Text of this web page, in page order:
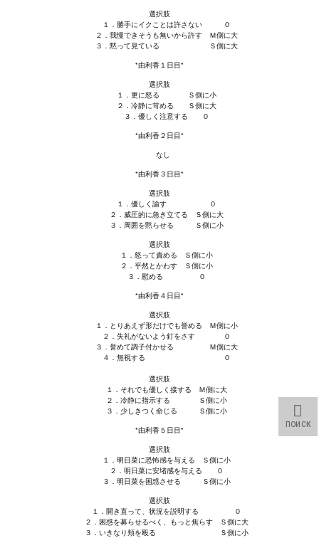
選択肢
１．勝手にイクことは許さない ０
２．我慢できそうも無いから許す Ｍ側に大
３．黙って見ている Ｓ側に大
*由利香１日目*
選択肢
１．更に怒る Ｓ側に小
２．冷静に苛める Ｓ側に大
３．優しく注意する ０
*由利香２日目*
なし
*由利香３日目*
選択肢
１．優しく諭す ０
２．威圧的に急き立てる Ｓ側に大
３．周囲を黙らせる Ｓ側に小
選択肢
１．怒って責める Ｓ側に小
２．平然とかわす Ｓ側に小
３．慰める ０
*由利香４日目*
選択肢
１．とりあえず形だけでも誉める Ｍ側に小
２．失礼がないよう釘をさす ０
３．誉めて調子付かせる Ｍ側に大
４．無視する ０
選択肢
１．それでも優しく接する Ｍ側に大
２．冷静に指示する Ｓ側に小
３．少しきつく命じる Ｓ側に小
*由利香５日目*
選択肢
１．明日菜に恐怖感を与える Ｓ側に小
２．明日菜に安堵感を与える ０
３．明日菜を困惑させる Ｓ側に小
選択肢
１．開き直って、状況を説明する ０
２．困惑を募らせるべく、もっと焦らす Ｓ側に大
３．いきなり頬を殴る Ｓ側に小
ПОИСК